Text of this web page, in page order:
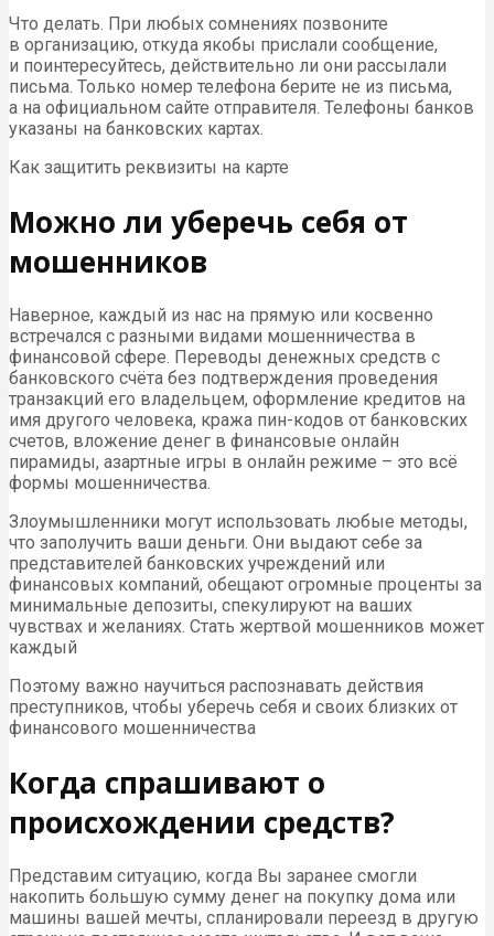
Что делать. При любых сомнениях позвоните
в организацию, откуда якобы прислали сообщение,
и поинтересуйтесь, действительно ли они рассылали
письма. Только номер телефона берите не из письма,
а на официальном сайте отправителя. Телефоны банков
указаны на банковских картах.
Как защитить реквизиты на карте
Можно ли уберечь себя от
мошенников
Наверное, каждый из нас на прямую или косвенно
встречался с разными видами мошенничества в
финансовой сфере. Переводы денежных средств с
банковского счёта без подтверждения проведения
транзакций его владельцем, оформление кредитов на
имя другого человека, кража пин-кодов от банковских
счетов, вложение денег в финансовые онлайн
пирамиды, азартные игры в онлайн режиме – это всё
формы мошенничества.
Злоумышленники могут использовать любые методы,
что заполучить ваши деньги. Они выдают себе за
представителей банковских учреждений или
финансовых компаний, обещают огромные проценты за
минимальные депозиты, спекулируют на ваших
чувствах и желаниях. Стать жертвой мошенников может
каждый
Поэтому важно научиться распознавать действия
преступников, чтобы уберечь себя и своих близких от
финансового мошенничества
Когда спрашивают о
происхождении средств?
Представим ситуацию, когда Вы заранее смогли
накопить большую сумму денег на покупку дома или
машины вашей мечты, спланировали переезд в другую